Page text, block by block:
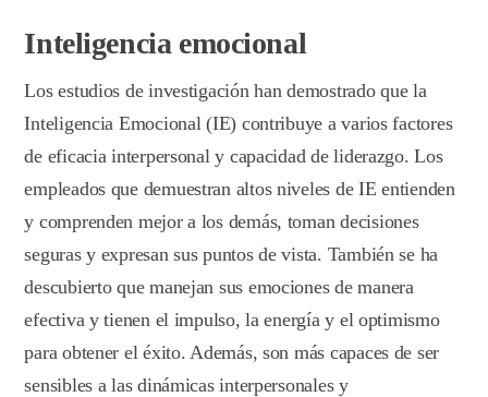
Inteligencia emocional
Los estudios de investigación han demostrado que la
Inteligencia Emocional (IE) contribuye a varios factores
de eficacia interpersonal y capacidad de liderazgo. Los
empleados que demuestran altos niveles de IE entienden
y comprenden mejor a los demás, toman decisiones
seguras y expresan sus puntos de vista. También se ha
descubierto que manejan sus emociones de manera
efectiva y tienen el impulso, la energía y el optimismo
para obtener el éxito. Además, son más capaces de ser
sensibles a las dinámicas interpersonales y